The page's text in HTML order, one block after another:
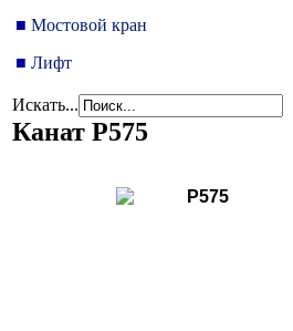
■ Мостовой кран
■ Лифт
Искать...
Канат P575